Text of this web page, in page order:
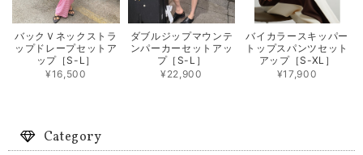
バックＶネックストラ
ップドレープセットア
ップ［S-L］
¥16,500
ダブルジップマウンテ
ンパーカーセットアッ
プ［S-L］
¥22,900
バイカラースキッパー
トップスパンツセット
アップ［S-XL］
¥17,900
Category